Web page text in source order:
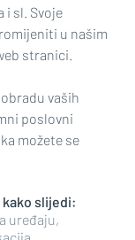
i sl. Svoje
u našim
stranici.
vaših
poslovni
možete se
slijedi:
uređaju,